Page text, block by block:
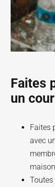
Faites
un
Faites
avec